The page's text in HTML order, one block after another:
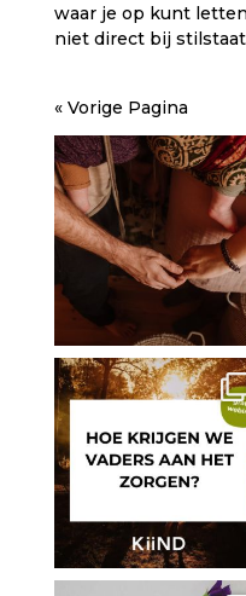
waar je op kunt
niet direct bij stilstaat
« Vorige Pagina